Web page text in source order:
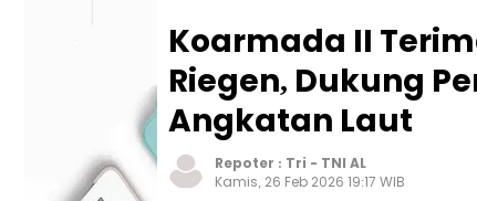
Koarmada II
Riegen, Dukung
Angkatan Laut
Repoter : Tri - TNI AL
Kamis, 26 Feb 2026 19:17 WIB